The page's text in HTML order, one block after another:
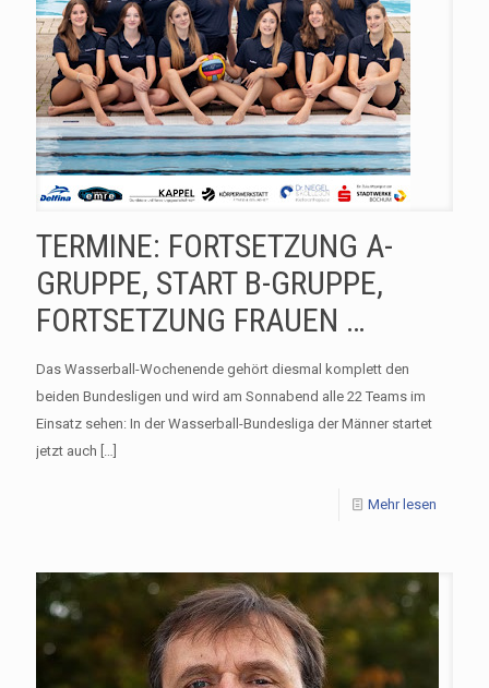
TERMINE: FORTSETZUNG A-
GRUPPE, START B-GRUPPE,
FORTSETZUNG FRAUEN …
Das Wasserball-Wochenende gehört diesmal komplett den
beiden Bundesligen und wird am Sonnabend alle 22 Teams im
Einsatz sehen: In der Wasserball-Bundesliga der Männer startet
jetzt auch […]
Mehr lesen